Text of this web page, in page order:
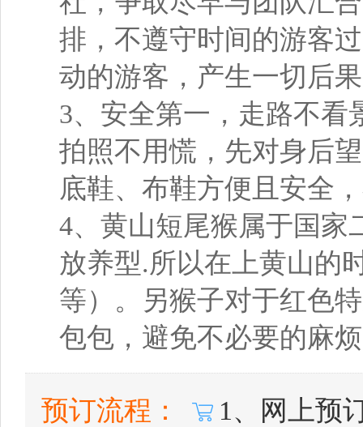
排，不遵守时间的游客
动的游客，产生一切后
3、安全第一，走路不看
拍照不用慌，先对身后
底鞋、布鞋方便且安全
4、黄山短尾猴属于国家
放养型.所以在上黄山的
等）。另猴子对于红色
包包，避免不必要的麻
预订流程：
1、网上预